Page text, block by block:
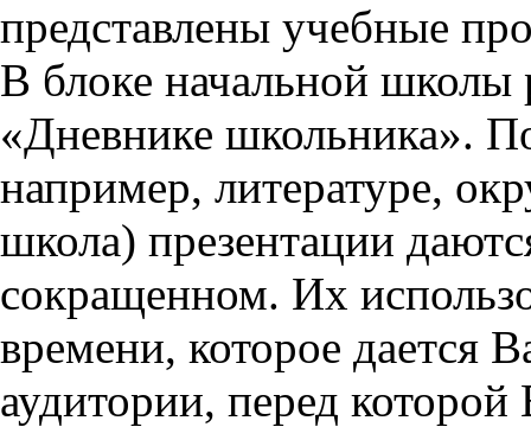
представлены учебные
В блоке начальной школы
«Дневнике школьника».
например, литературе,
школа) презентации
сокращенном. Их
времени, которое дается
аудитории, перед